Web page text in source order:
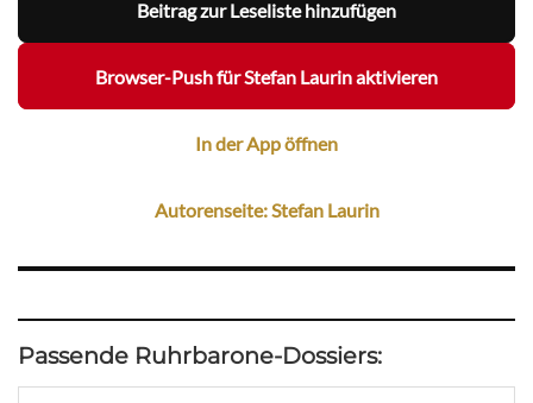
Beitrag zur Leseliste hinzufügen
Browser-Push für Stefan Laurin aktivieren
In der App öffnen
Autorenseite: Stefan Laurin
Passende Ruhrbarone-Dossiers: